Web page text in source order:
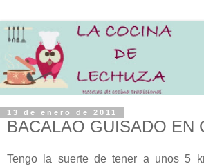
13 de enero de 2011
BACALAO GUISADO EN
Tengo la suerte de tener a unos 5